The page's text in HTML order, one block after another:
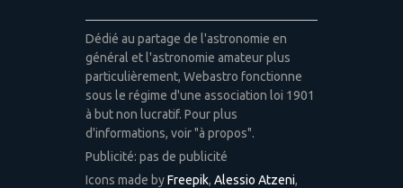
Dédié au partage de l'astronomie en
général et l'astronomie amateur plus
particulièrement, Webastro fonctionne
sous le régime d'une association loi 1901
à but non lucratif. Pour plus
d'informations, voir "à propos".
Publicité: pas de publicité
Icons made byFreepik, Alessio Atzeni,